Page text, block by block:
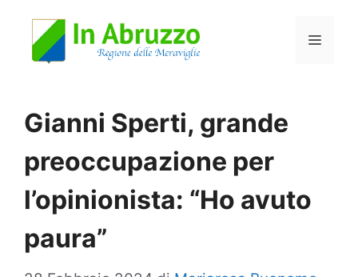
Menu
Gianni Sperti, grande
preoccupazione per
l’opinionista: “Ho avuto
paura”